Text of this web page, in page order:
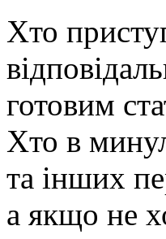
Хто
готовим
Хто в
та інших
а якщо не